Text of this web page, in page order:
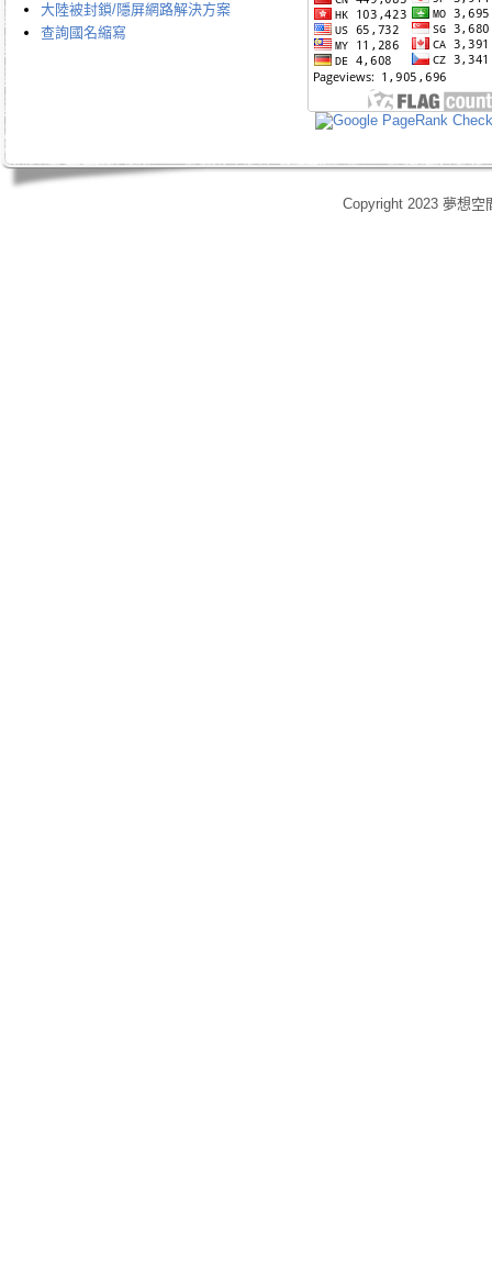
大陸被封鎖/隱屏網路解決方案
查詢國名縮寫
Copyright 2023 夢想